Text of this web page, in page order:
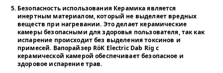
Безопасность использованияКерамика является
инертным материалом, который не выделяет вредных
веществ при нагревании. Это делает керамические
камеры безопасными для здоровья пользователя, так как
испарение происходит без выделения токсинов и
примесей. Вапорайзер RöK Electric Dab Rig с
керамической камерой обеспечивает безопасное и
здоровое испарение трав.